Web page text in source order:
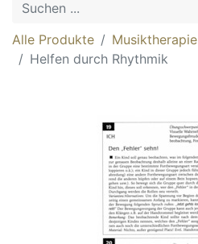
Alle Produkte
Musiktherapie
Helfen durch Rhythmik